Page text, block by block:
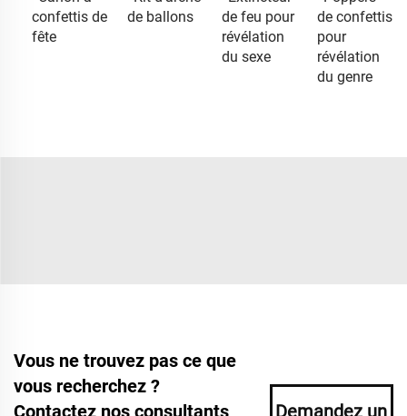
confettis de
fête
de ballons
de feu pour
révélation
du sexe
de confettis
pour
révélation
du genre
Vous ne trouvez pas ce que
vous recherchez ?